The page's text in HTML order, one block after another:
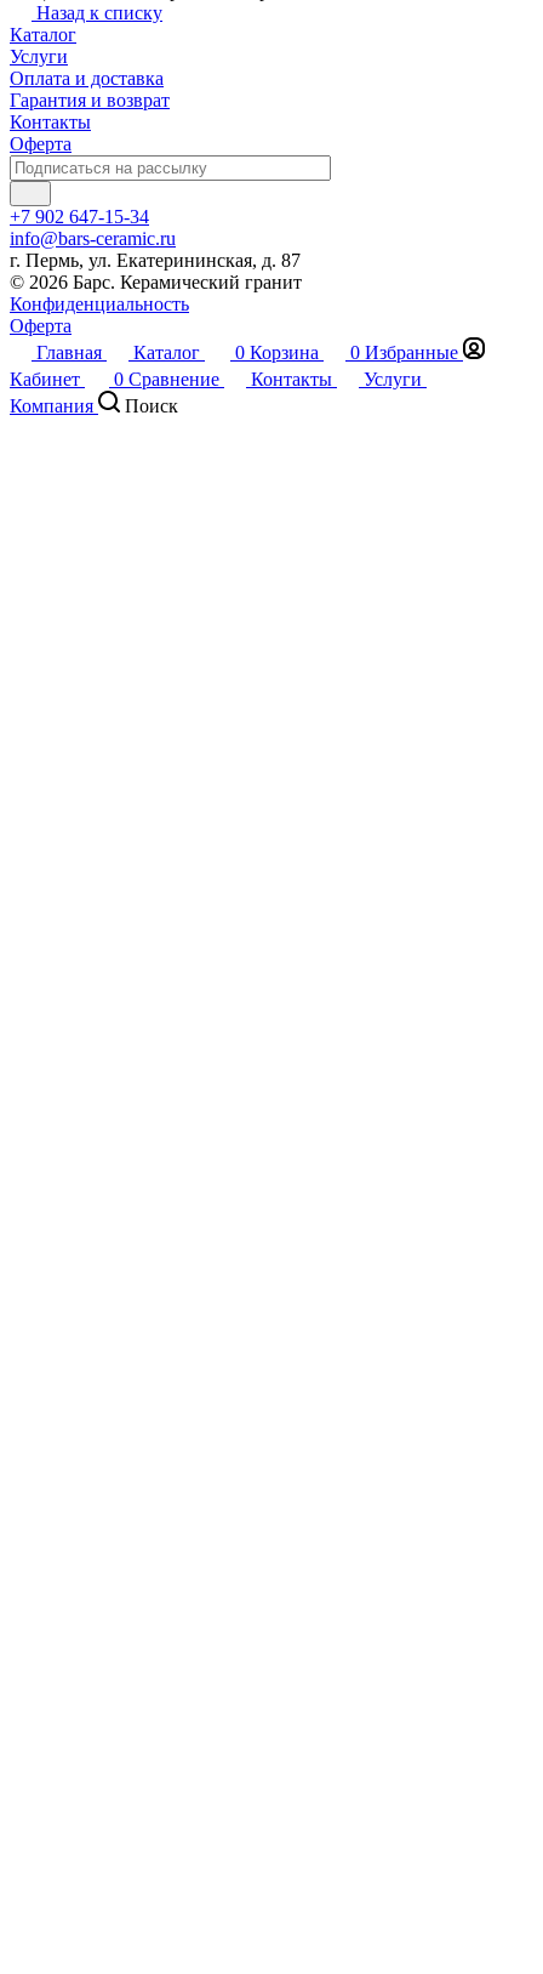
Назад к списку
Каталог
Услуги
Оплата и доставка
Гарантия и возврат
Контакты
Оферта
+7 902 647-15-34
info@bars-ceramic.ru
г. Пермь, ул. Екатерининская, д. 87
© 2026 Барс. Керамический гранит
Конфиденциальность
Оферта
Главная
Каталог 0 Корзина 0 Избранные
Кабинет
0 Сравнение Контакты
Услуги
Компания
Поиск